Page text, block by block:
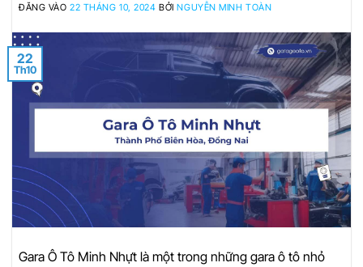
ĐĂNG VÀO22 THÁNG 10, 2024 BỞINGUYỄN MINH TOÀN
22
Th10
Gara Ô Tô Minh Nhựt là một trong những gara ô tô nhỏ